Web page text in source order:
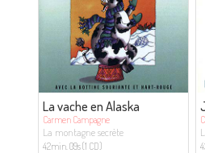
La vache en Alaska
Carmen Campagne
La montagne secrète
42min. 09s (1 CD)